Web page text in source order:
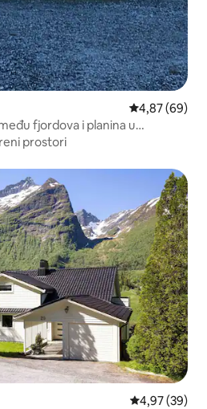
Prosječna
4,87 (69)
fjordova i planina u
prostori
Prosječna
4,97 (39)